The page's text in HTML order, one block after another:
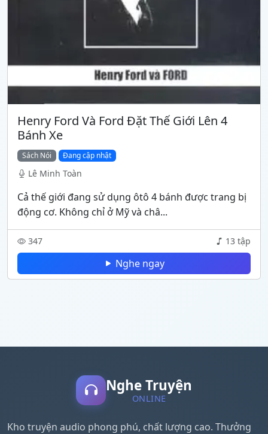
Henry Ford Và Ford Đặt Thế Giới Lên 4
Bánh Xe
Sách Nói Đang cập nhật
Lê Minh Toàn
Cả thế giới đang sử dụng ôtô 4 bánh được trang bị
động cơ. Không chỉ ở Mỹ và châ...
347 13 tập
Nghe ngay
Nghe Truyện
ONLINE
Kho truyện audio phong phú, chất lượng cao. Thưởng